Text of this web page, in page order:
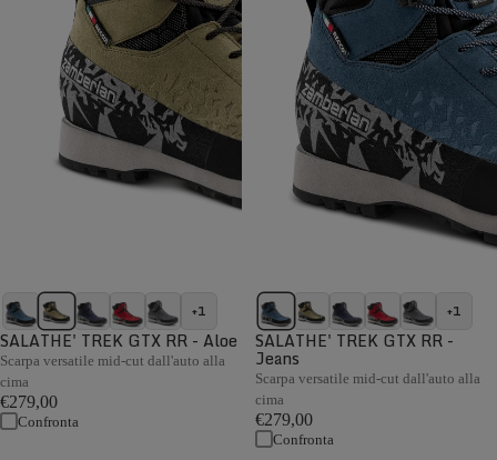
+1
SALATHE' TREK GTX RR - Aloe
Scarpa versatile mid-cut dall'auto alla
cima
€279,00
Confronta
+1
SALATHE' TREK GTX RR -
Jeans
Scarpa versatile mid-cut dall'auto alla
cima
€279,00
Confronta